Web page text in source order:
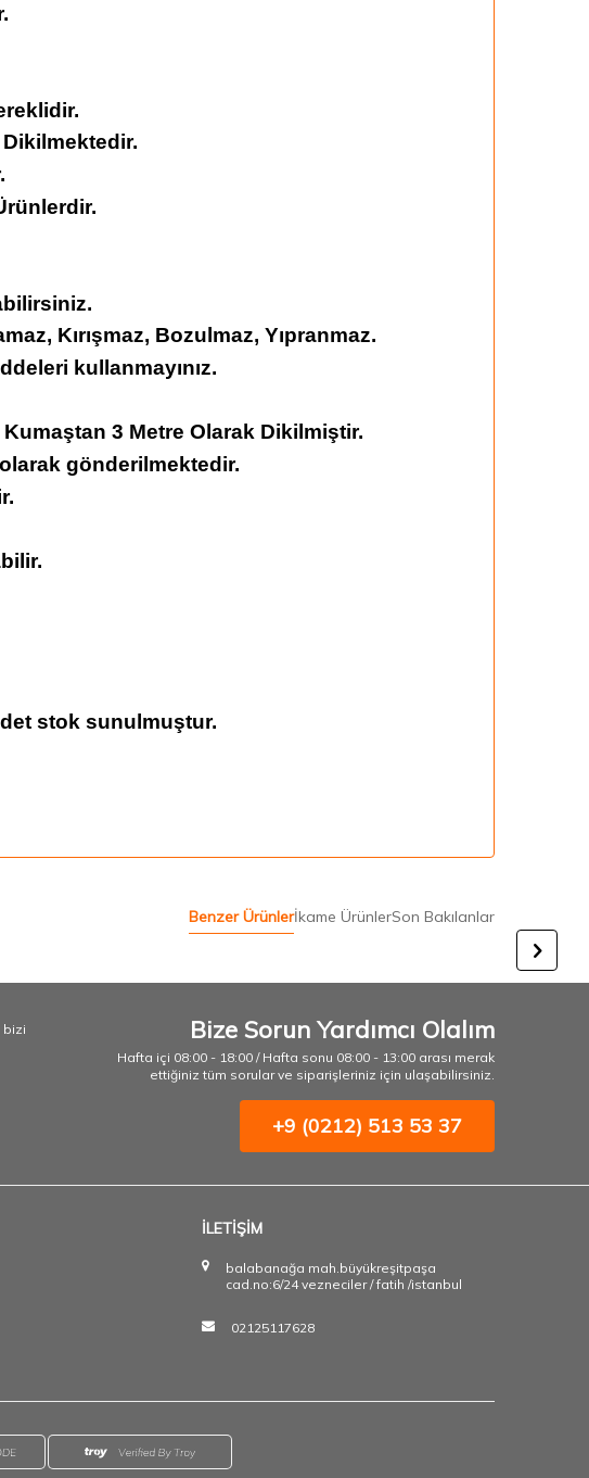
Kırışmaz, Bozulmaz, Yıpranmaz.
kullanmayınız.
3 Metre Olarak Dikilmiştir.
gönderilmektedir.
stok sunulmuştur.
Benzer Ürünlerİkame ÜrünlerSon Bakılanlar
bizi
Bize Sorun Yardımcı Olalım
Hafta içi 08:00 - 18:00 / Hafta sonu 08:00 - 13:00 arası merak
ettiğiniz tüm sorular ve siparişleriniz için ulaşabilirsiniz.
+9 (0212) 513 53 37
İLETİŞİM
balabanağa mah.büyükreşitpaşa
cad.no:6/24 vezneciler / fatih /istanbul
02125117628